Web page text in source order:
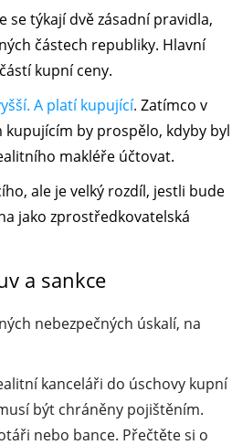
se týkají dvě zásadní pravidla,
částech republiky. Hlavní
kupní ceny.
A platí kupující. Zatímco v
kupujícím by prospělo, kdyby byl
makléře účtovat.
ale je velký rozdíl, jestli bude
jako zprostředkovatelská
a sankce
nebezpečných úskalí, na
kanceláři do úschovy kupní
být chráněny pojištěním.
nebo bance. Přečtěte si o